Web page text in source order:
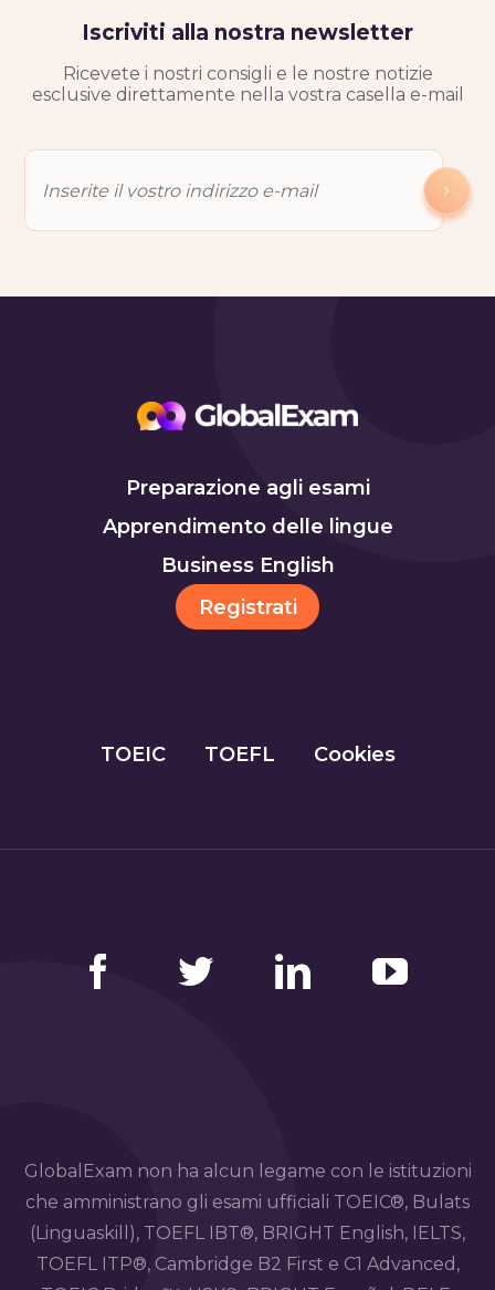
Iscriviti alla nostra newsletter
Ricevete i nostri consigli e le nostre notizie
esclusive direttamente nella vostra casella e-mail
Preparazione agli esami
Apprendimento delle lingue
Business English
Registrati
TOEIC TOEFL Cookies
GlobalExam non ha alcun legame con le istituzioni
che amministrano gli esami ufficiali TOEIC®, Bulats
(Linguaskill), TOEFL IBT®, BRIGHT English, IELTS,
TOEFL ITP®, Cambridge B2 First e C1 Advanced,